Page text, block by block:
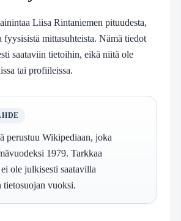
Liisa Rintaniemen pituudesta,
fyysisistä mittasuhteista. Nämä tiedot
saataviin tietoihin, eikä niitä ole
tai profiileissa.
perustuu Wikipediaan, joka
1979. Tarkkaa
ole julkisesti saatavilla
tietosuojan vuoksi.